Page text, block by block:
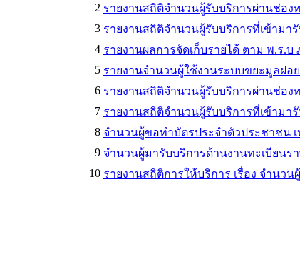
2 รายงานสถิติจำนวนผู้รับบริการผ่านช่องท
3 รายงานสถิติจำนวนผู้รับบริการที่เข้ามา
4 รายงานผลการจัดเก็บรายได้ ตาม พ.ร.
5 รายงานจำนวนผู้ใช้งานระบบขยะมูลฝอ
6 รายงานสถิติจำนวนผู้รับบริการผ่านช่องท
7 รายงานสถิติจำนวนผู้รับบริการที่เข้ามา
8 จำนวนผู้ขอทำบัตรประจำตัวประชาชน
9 จำนวนผู้มารับบริการด้านงานทะเบียนร
10 รายงานสถิติการให้บริการ เรื่อง จำนว